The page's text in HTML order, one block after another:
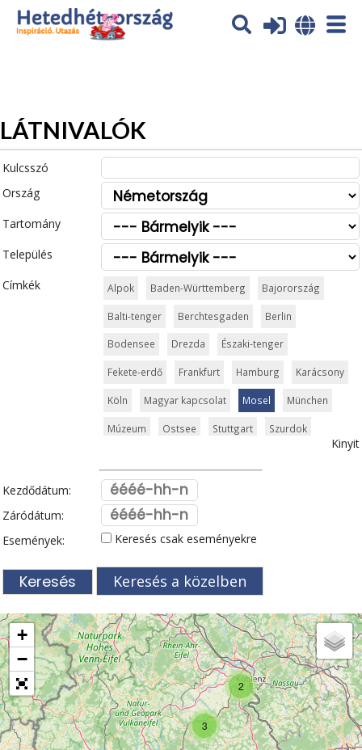
Az oldal sütiket (cookies) használ. További tájékoztatás itt:
Adatvédelmi tájékoztató
LÁTNIVALÓK
Kulcsszó
Ország
Tartomány
Település
Címkék
Alpok Baden-Württemberg Bajorország
Balti-tenger Berchtesgaden Berlin
Bodensee Drezda Északi-tenger
Fekete-erdő Frankfurt Hamburg Karácsony
Köln Magyar kapcsolat Mosel München
Múzeum Ostsee Stuttgart Szurdok
Világörökség Zugspitze
Kinyit
Kezdődátum:
Záródátum:
Események:
Keresés csak eseményekre
Keresés a közelben
2
3
+
−